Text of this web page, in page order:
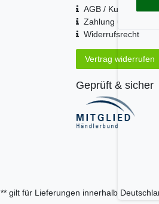
AGB / Kundeninfo
Zahlung und
Widerrufsrecht
Vertrag widerrufen
Geprüft & sicher
** gilt für Lieferungen innerhalb